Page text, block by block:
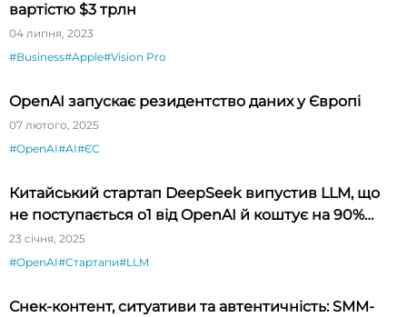
вартістю $3 трлн
04 липня, 2023
#Business#Apple#Vision Pro
OpenAI запускає резидентство даних у Європі
07 лютого, 2025
#OpenAI#AI#ЄС
Китайський стартап DeepSeek випустив LLM, що
не поступається o1 від OpenAI й коштує на 90%
дешевше
23 січня, 2025
#OpenAI#Стартапи#LLM
Снек-контент, ситуативи та автентичність: SMM-